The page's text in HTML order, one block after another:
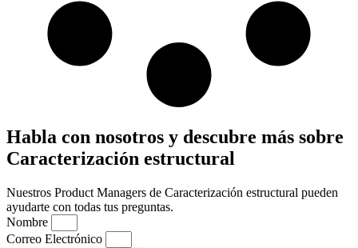
Habla con nosotros y descubre más sobre
Caracterización estructural
Nuestros Product Managers de Caracterización estructural pueden
ayudarte con todas tus preguntas.
Nombre
Correo Electrónico